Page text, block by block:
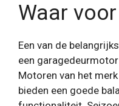
Waar
Een van de
een
Motoren van het
bieden een goede